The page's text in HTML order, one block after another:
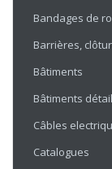
Bandages de
Barrières,
Bâtiments
Bâtiments
Câbles
Catalogues